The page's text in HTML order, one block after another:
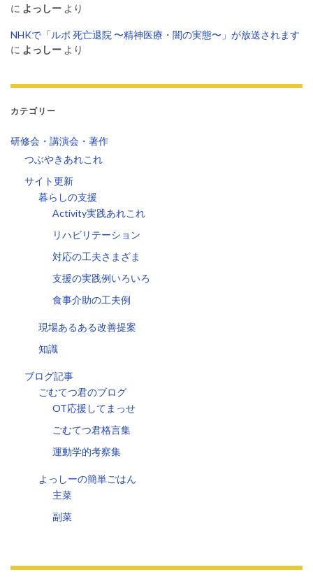
に よっしー より
NHKで「ルポ 死亡退院 〜精神医療・闇の実態〜」が放送されます
に よっしー より
カテゴリー
研修会・講演会・著作
つぶやきあれこれ
サイト更新
暮らしの支援
Activity実践あれこれ
リハビリテーション
対応の工夫さまざま
支援の実践例いろいろ
食事介助の工夫例
現場あるある改善提案
知識
ブログ記事
ごむてつ君のブログ
OT応援してまっせ
ごむてつ君格言集
運動学的考察集
よっしーの簡単ごはん
主菜
副菜